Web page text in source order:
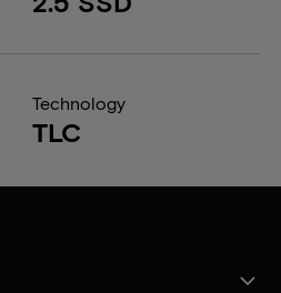
Technology
TLC